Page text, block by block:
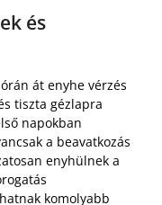
és
át enyhe vérzés
tiszta gézlapra
napokban
a beavatkozás
enyhülnek a
komolyabb